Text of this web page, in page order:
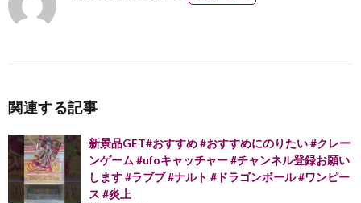
関連する記事
新景品GET#おすすめ #おすすめにのりたい #クレー
ンゲーム #ufoキャッチャー #チャンネル登録お願い
します #ラブブ #ナルト #ドラゴンボール #ワンピー
ス #炎上